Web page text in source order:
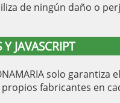
de ningún daño o
JAVASCRIPT
solo
fabricantes en